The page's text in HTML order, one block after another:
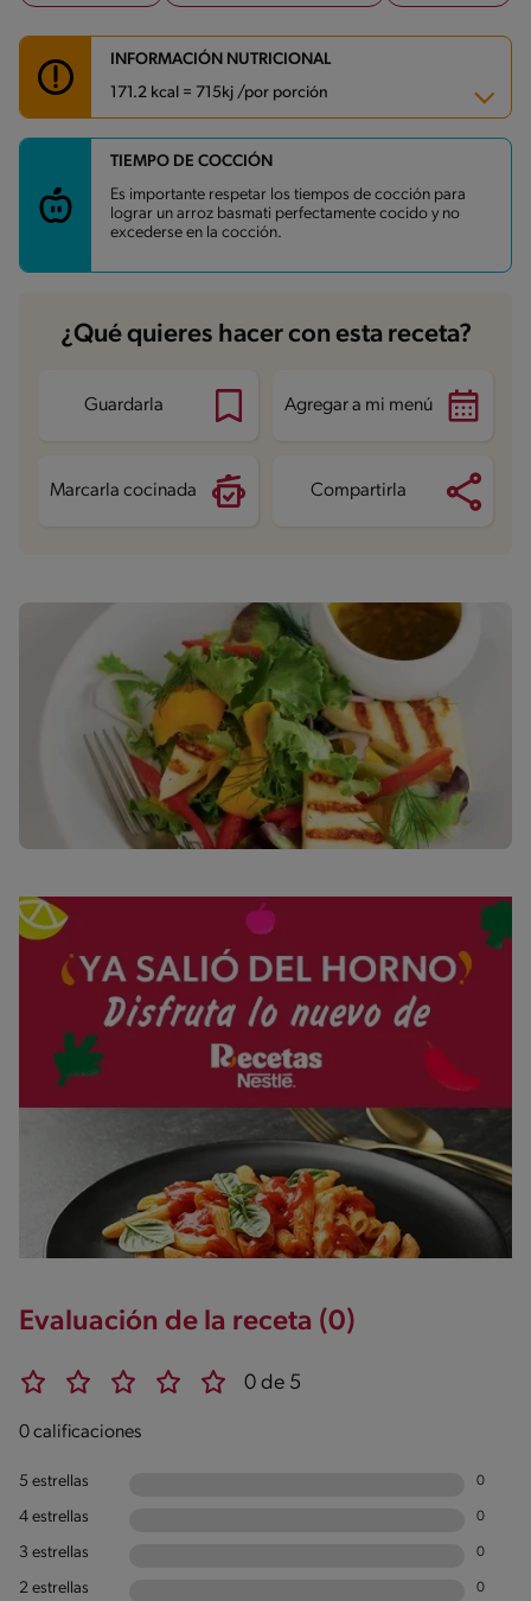
INFORMACIÓN NUTRICIONAL
171.2 kcal = 715kj /por porción
Carbohidratos 31.6 g
Energía 171.2 kcal
Grasas 3.3 g
Fibra 0.6 g
TIEMPO DE COCCIÓN
Es importante respetar los tiempos de cocción para
lograr un arroz basmati perfectamente cocido y no
excederse en la cocción.
¿Qué quieres hacer con esta receta?
Guardarla Agregar a mi menú
Marcarla cocinada Compartirla
Evaluación de la receta (0)
0 de 5
0 calificaciones
5 estrellas 0
4 estrellas 0
3 estrellas 0
2 estrellas 0